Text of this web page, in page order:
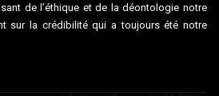
de l’éthique et de la déontologie notre
sur la crédibilité qui a toujours été notre